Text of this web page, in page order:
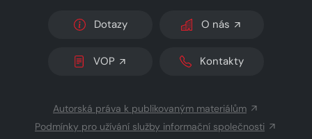
Dotazy O nás
VOP Kontakty
Autorská práva k publikovaným materiálům
Podmínky pro užívání služby informační společnosti